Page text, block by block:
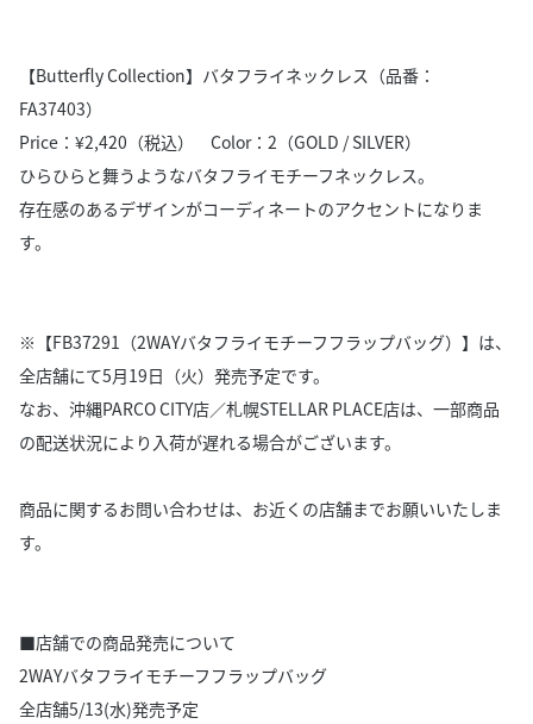
【Butterfly Collection】バタフライネックレス（品番：
FA37403）
Price：¥2,420（税込） Color：2（GOLD / SILVER）
ひらひらと舞うようなバタフライモチーフネックレス。
存在感のあるデザインがコーディネートのアクセントになりま
す。
※【FB37291（2WAYバタフライモチーフフラップバッグ）】は、
全店舗にて5月19日（火）発売予定です。
なお、沖縄PARCO CITY店／札幌STELLAR PLACE店は、一部商品
の配送状況により入荷が遅れる場合がございます。
商品に関するお問い合わせは、お近くの店舗までお願いいたしま
す。
■店舗での商品発売について
2WAYバタフライモチーフフラップバッグ
全店舗5/13(水)発売予定